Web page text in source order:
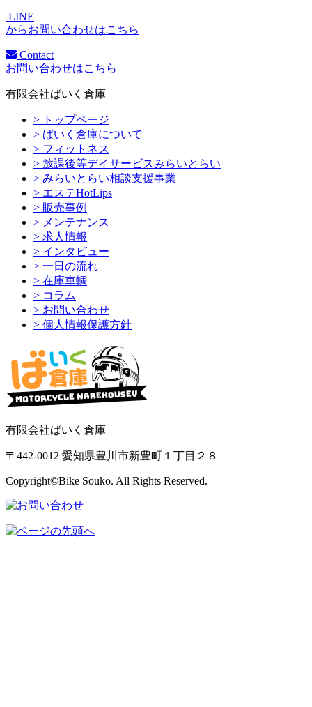
LINE
からお問い合わせはこちら
Contact
お問い合わせはこちら
有限会社ばいく倉庫
> トップページ
> ばいく倉庫について
> フィットネス
> 放課後等デイサービスみらいとらい
> みらいとらい相談支援事業
> エステHotLips
> 販売事例
> メンテナンス
> 求人情報
> インタビュー
> 一日の流れ
> 在庫車輌
> コラム
> お問い合わせ
> 個人情報保護方針
有限会社ばいく倉庫
〒442-0012 愛知県豊川市新豊町１丁目２８
Copyright©Bike Souko. All Rights Reserved.